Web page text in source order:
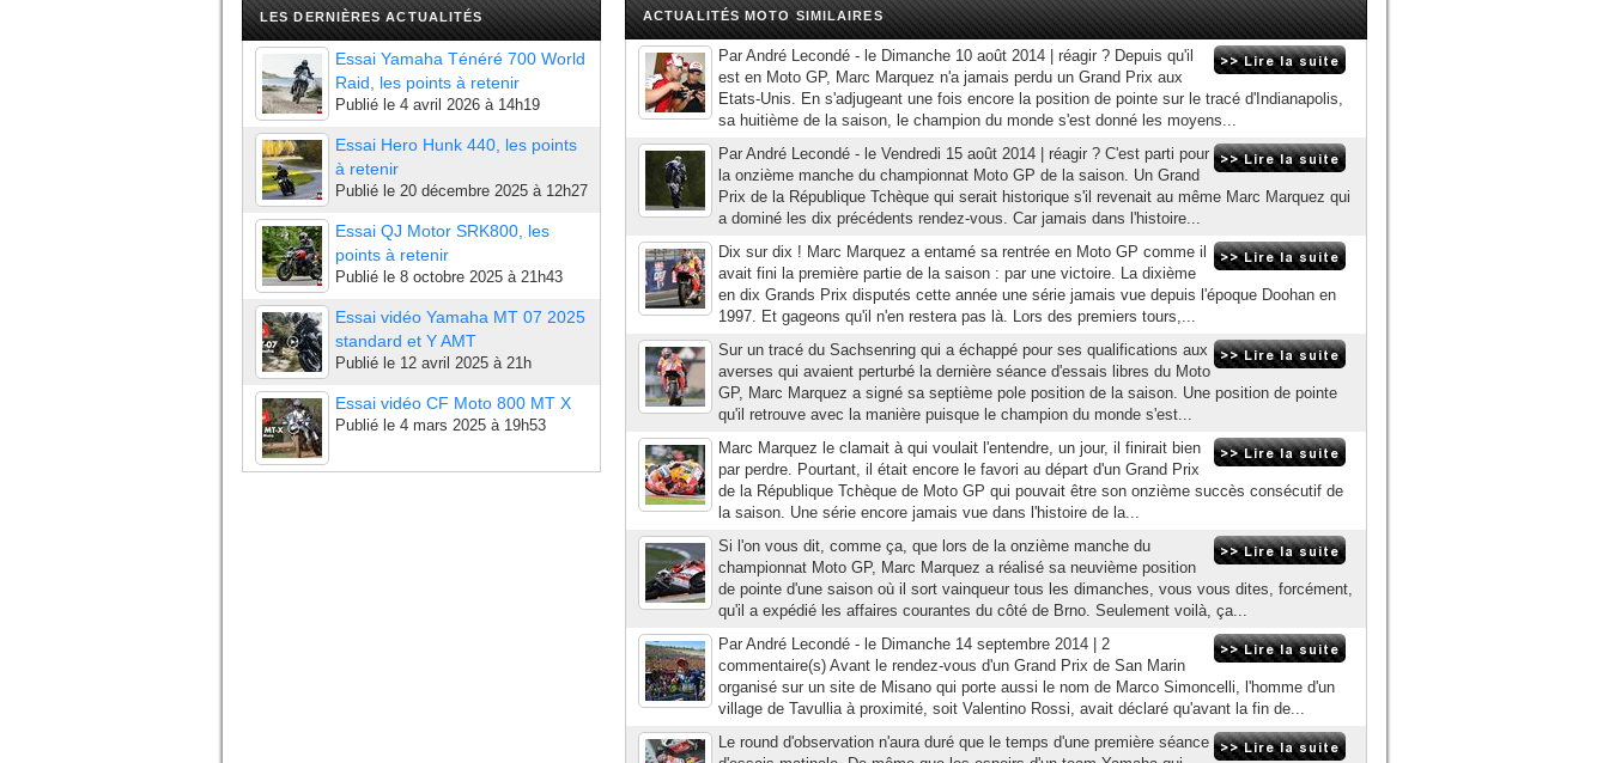
LES DERNIÈRES ACTUALITÉS
Essai Yamaha Ténéré 700 World
Raid, les points à retenir
Publié le 4 avril 2026 à 14h19
Essai Hero Hunk 440, les points
à retenir
Publié le 20 décembre 2025 à 12h27
Essai QJ Motor SRK800, les
points à retenir
Publié le 8 octobre 2025 à 21h43
Essai vidéo Yamaha MT 07 2025
standard et Y AMT
Publié le 12 avril 2025 à 21h
Essai vidéo CF Moto 800 MT X
Publié le 4 mars 2025 à 19h53
ACTUALITÉS MOTO SIMILAIRES
Par André Lecondé - le Dimanche 10 août 2014 | réagir ? Depuis qu'il
est en Moto GP, Marc Marquez n'a jamais perdu un Grand Prix aux
Etats-Unis. En s'adjugeant une fois encore la position de pointe sur le tracé d'Indianapolis,
sa huitième de la saison, le champion du monde s'est donné les moyens...
Par André Lecondé - le Vendredi 15 août 2014 | réagir ? C'est parti pour
la onzième manche du championnat Moto GP de la saison. Un Grand
Prix de la République Tchèque qui serait historique s'il revenait au même Marc Marquez qui
a dominé les dix précédents rendez-vous. Car jamais dans l'histoire...
Dix sur dix ! Marc Marquez a entamé sa rentrée en Moto GP comme il
avait fini la première partie de la saison : par une victoire. La dixième
en dix Grands Prix disputés cette année une série jamais vue depuis l'époque Doohan en
1997. Et gageons qu'il n'en restera pas là. Lors des premiers tours,...
Sur un tracé du Sachsenring qui a échappé pour ses qualifications aux
averses qui avaient perturbé la dernière séance d'essais libres du Moto
GP, Marc Marquez a signé sa septième pole position de la saison. Une position de pointe
qu'il retrouve avec la manière puisque le champion du monde s'est...
Marc Marquez le clamait à qui voulait l'entendre, un jour, il finirait bien
par perdre. Pourtant, il était encore le favori au départ d'un Grand Prix
de la République Tchèque de Moto GP qui pouvait être son onzième succès consécutif de
la saison. Une série encore jamais vue dans l'histoire de la...
Si l'on vous dit, comme ça, que lors de la onzième manche du
championnat Moto GP, Marc Marquez a réalisé sa neuvième position
de pointe d'une saison où il sort vainqueur tous les dimanches, vous vous dites, forcément,
qu'il a expédié les affaires courantes du côté de Brno. Seulement voilà, ça...
Par André Lecondé - le Dimanche 14 septembre 2014 | 2
commentaire(s) Avant le rendez-vous d'un Grand Prix de San Marin
organisé sur un site de Misano qui porte aussi le nom de Marco Simoncelli, l'homme d'un
village de Tavullia à proximité, soit Valentino Rossi, avait déclaré qu'avant la fin de...
Le round d'observation n'aura duré que le temps d'une première séance